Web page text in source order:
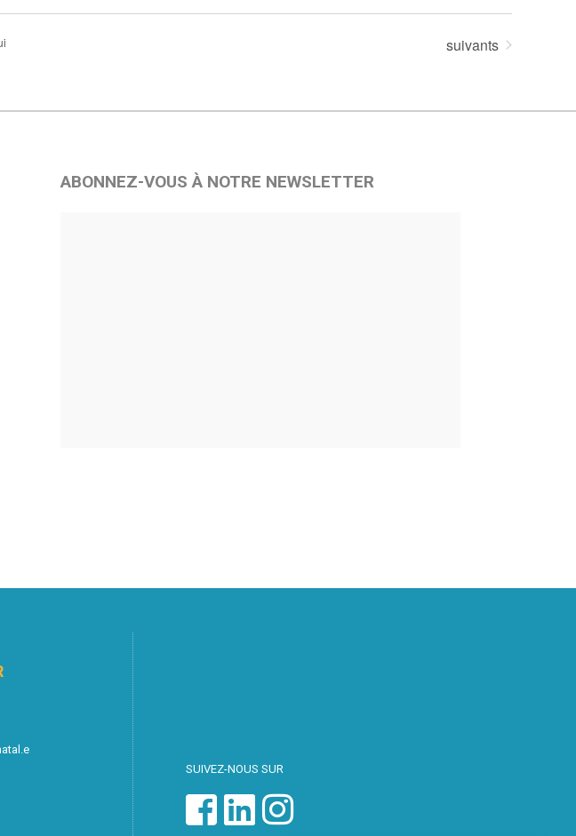
Évènements
suivants
ABONNEZ-VOUS À NOTRE NEWSLETTER
SUIVEZ-NOUS SUR